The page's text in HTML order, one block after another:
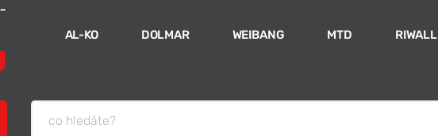
AL-KO DOLMAR WEIBANG MTD RIWALL